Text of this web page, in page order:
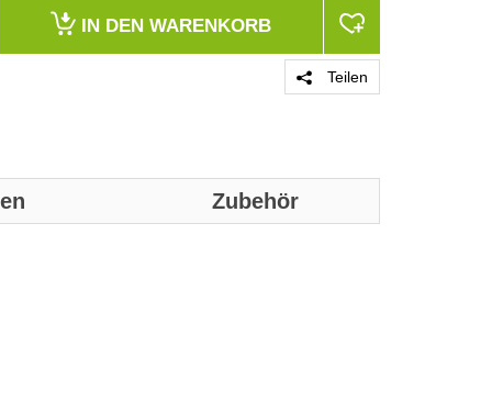
IN DEN WARENKORB
Teilen
Zubehör